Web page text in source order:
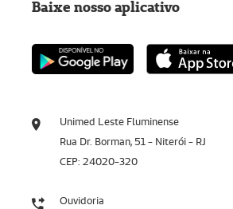
Unimed Leste Fluminense
Rua Dr. Borman, 51 - Niterói - RJ
CEP: 24020-320
Ouvidoria
Baixe nosso aplicativo